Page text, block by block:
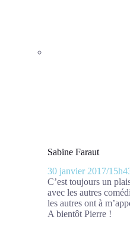
Sabine Faraut
30 janvier 2017/
C’est toujours un
avec les autres
les autres ont à
A bientôt Pierre !